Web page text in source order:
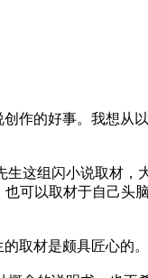
作的好事。我想从
这组闪小说取材，
可以取材于自己头
取材是颇具匠心的。